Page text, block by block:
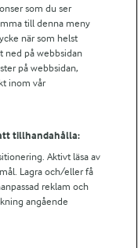
som du ser
till denna meny
när som helst
ned på webbsidan
på webbsidan,
inom vår
tillhandahålla:
Aktivt läsa av
Lagra och/eller få
reklam och
angående